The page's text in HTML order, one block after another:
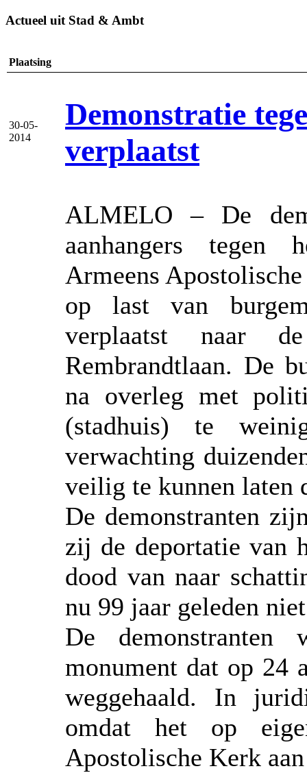
Actueel uit Stad & Ambt
Plaatsing
30-05-
2014
Demonstratie
verplaatst
ALMELO – De
aanhangers tegen
Armeens
op last van
verplaatst naar
Rembrandtlaan. De
na overleg met
(stadhuis) te
verwachting
veilig te kunnen laten
De demonstranten
zij de deportatie van
dood van naar
nu 99 jaar geleden
De demonstranten
monument dat op 24
weggehaald. In
omdat het op
Apostolische Kerk